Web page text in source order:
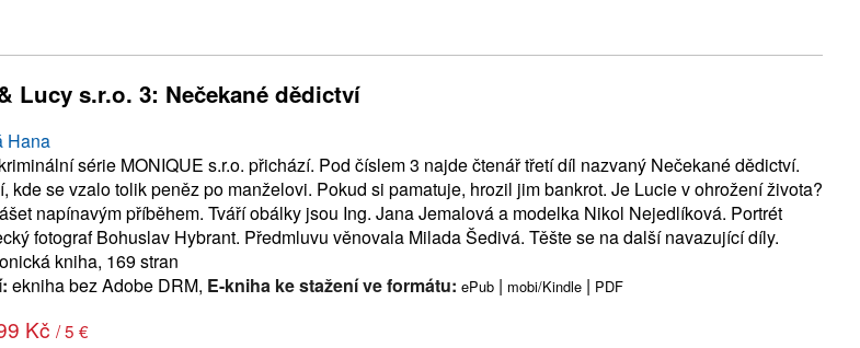
Lucy s.r.o. 3: Nečekané dědictví
Hana
série MONIQUE s.r.o. přichází. Pod číslem 3 najde čtenář třetí díl nazvaný Nečekané dědictví.
kde se vzalo tolik peněz po manželovi. Pokud si pamatuje, hrozil jim bankrot. Je Lucie v ohrožení života?
napínavým příběhem. Tváří obálky jsou Ing. Jana Jemalová a modelka Nikol Nejedlíková. Portrét
fotograf Bohuslav Hybrant. Předmluvu věnovala Milada Šedivá. Těšte se na další navazující díly.
kniha, 169 stran
ekniha bez Adobe DRM, E-kniha ke stažení ve formátu: ePub | mobi/Kindle | PDF
Kč / 5 €